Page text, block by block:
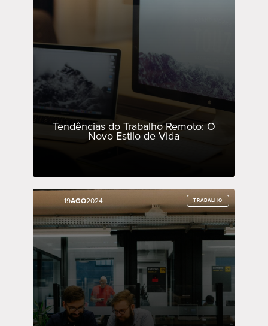
Tendências do Trabalho Remoto: O
Novo Estilo de Vida
19AGO2024 TRABALHO
19AGO2024 TRABALHO